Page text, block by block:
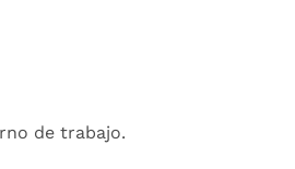
de trabajo.